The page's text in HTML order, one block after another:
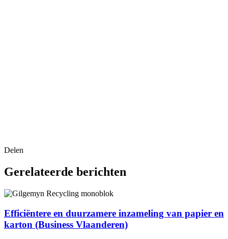
Benieuwd naar onze circulaire
Delen
Gerelateerde berichten
Efficiëntere en duurzamere inzameling van papier en
karton (Business Vlaanderen)